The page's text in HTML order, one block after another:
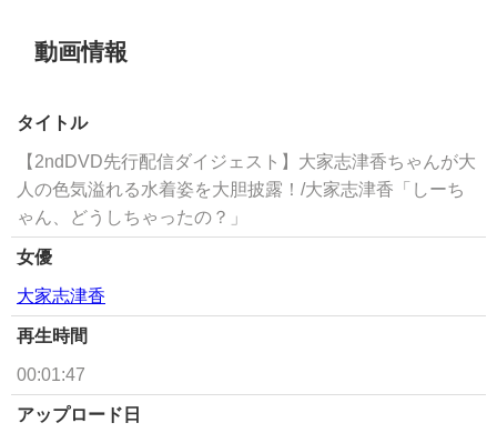
動画情報
タイトル
【2ndDVD先行配信ダイジェスト】大家志津香ちゃんが大
人の色気溢れる水着姿を大胆披露！/大家志津香「しーち
ゃん、どうしちゃったの？」​
女優
大家志津香
再生時間
00:01:47
アップロード日